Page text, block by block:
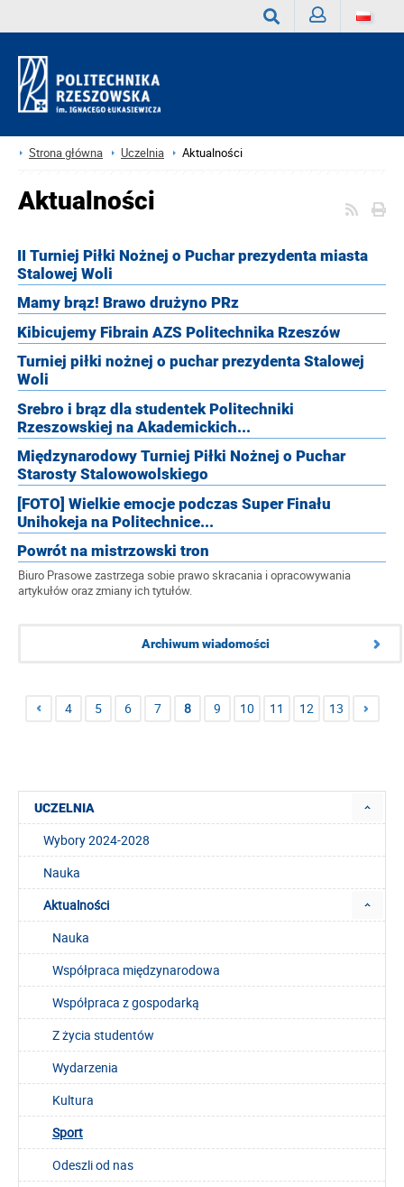
Strona główna Uczelnia Aktualności
Aktualności
II Turniej Piłki Nożnej o Puchar prezydenta miasta
Stalowej Woli
Mamy brąz! Brawo drużyno PRz
Kibicujemy Fibrain AZS Politechnika Rzeszów
Turniej piłki nożnej o puchar prezydenta Stalowej
Woli
Srebro i brąz dla studentek Politechniki
Rzeszowskiej na Akademickich...
Międzynarodowy Turniej Piłki Nożnej o Puchar
Starosty Stalowowolskiego
[FOTO] Wielkie emocje podczas Super Finału
Unihokeja na Politechnice...
Powrót na mistrzowski tron
Biuro Prasowe zastrzega sobie prawo skracania i opracowywania
artykułów oraz zmiany ich tytułów.
Archiwum wiadomości
4 5 6 7 8 9 10 11 12 13
UCZELNIA
Wybory 2024-2028
Nauka
Aktualności
Nauka
Współpraca międzynarodowa
Współpraca z gospodarką
Z życia studentów
Wydarzenia
Kultura
Sport
Odeszli od nas